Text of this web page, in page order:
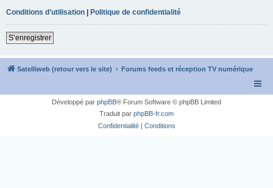
Conditions d’utilisation | Politique de confidentialité
S’enregistrer
Satelliweb (retour vers le site) Forums feeds et réception TV numérique
Développé par phpBB® Forum Software © phpBB Limited
Traduit par phpBB-fr.com
Confidentialité| Conditions